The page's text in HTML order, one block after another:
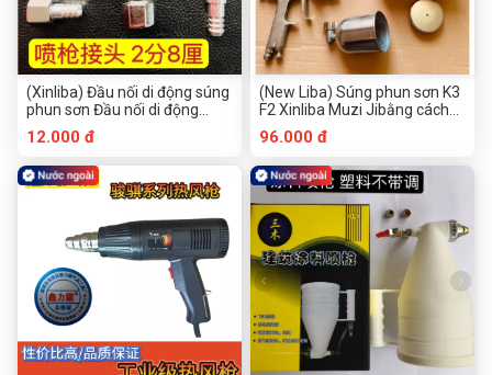
(Xinliba) Đầu nối di động súng
phun sơn Đầu nối di động
súng phun đường kính trong 8
điểm 2 điểm Đường kính trong
8 điểm 3 điểm Đầu nối hai
điểm răng trong w71w77 Đầu
nối di chuyển súng phun w101
12.000 đ
(New Liba) Súng phun sơn K3
F2 Xinliba Muzi Jibằng cách
sửa chữa súng phun cỡ nhỏ
96.000 đ